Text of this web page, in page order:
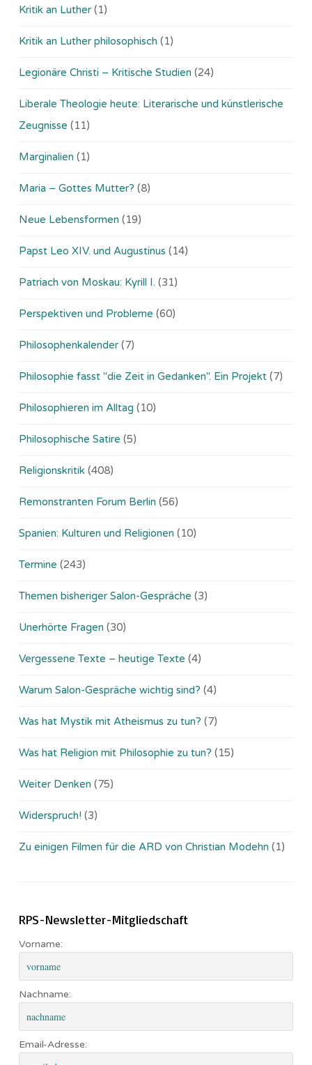
Kritik an Luther (1)
Kritik an Luther philosophisch (1)
Legionäre Christi – Kritische Studien (24)
Liberale Theologie heute: Literarische und künstlerische
Zeugnisse (11)
Marginalien (1)
Maria – Gottes Mutter? (8)
Neue Lebensformen (19)
Papst Leo XIV. und Augustinus (14)
Patriach von Moskau: Kyrill I. (31)
Perspektiven und Probleme (60)
Philosophenkalender (7)
Philosophie fasst "die Zeit in Gedanken". Ein Projekt (7)
Philosophieren im Alltag (10)
Philosophische Satire (5)
Religionskritik (408)
Remonstranten Forum Berlin (56)
Spanien: Kulturen und Religionen (10)
Termine (243)
Themen bisheriger Salon-Gespräche (3)
Unerhörte Fragen (30)
Vergessene Texte – heutige Texte (4)
Warum Salon-Gespräche wichtig sind? (4)
Was hat Mystik mit Atheismus zu tun? (7)
Was hat Religion mit Philosophie zu tun? (15)
Weiter Denken (75)
Widerspruch! (3)
Zu einigen Filmen für die ARD von Christian Modehn (1)
RPS-Newsletter-Mitgliedschaft
Vorname:
Nachname:
Email-Adresse: